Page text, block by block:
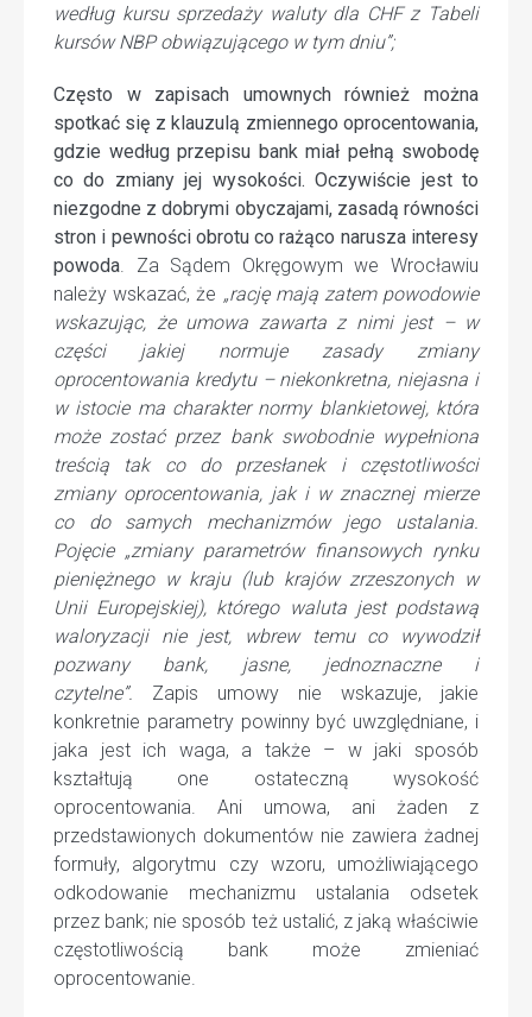
według kursu sprzedaży waluty dla CHF z Tabeli
kursów NBP obwiązującego w tym dniu”;
Często w zapisach umownych również można
spotkać się z klauzulą zmiennego oprocentowania,
gdzie według przepisu bank miał pełną swobodę
co do zmiany jej wysokości. Oczywiście jest to
niezgodne z dobrymi obyczajami, zasadą równości
stron i pewności obrotu co rażąco narusza interesy
powoda . Za Sądem Okręgowym we Wrocławiu
należy wskazać, że „rację mają zatem powodowie
wskazując, że umowa zawarta z nimi jest – w
części jakiej normuje zasady zmiany
oprocentowania kredytu – niekonkretna, niejasna i
w istocie ma charakter normy blankietowej, która
może zostać przez bank swobodnie wypełniona
treścią tak co do przesłanek i częstotliwości
zmiany oprocentowania, jak i w znacznej mierze
co do samych mechanizmów jego ustalania.
Pojęcie „zmiany parametrów finansowych rynku
pieniężnego w kraju (lub krajów zrzeszonych w
Unii Europejskiej), którego waluta jest podstawą
waloryzacji
nie jest, wbrew temu co wywodził
pozwany bank, jasne, jednoznaczne i
czytelne”. Zapis umowy nie wskazuje, jakie
konkretnie parametry powinny być uwzględniane, i
jaka jest ich waga, a także – w jaki sposób
kształtują one ostateczną wysokość
oprocentowania. Ani umowa, ani żaden z
przedstawionych dokumentów nie zawiera żadnej
formuły, algorytmu czy wzoru, umożliwiającego
odkodowanie mechanizmu ustalania odsetek
przez bank; nie sposób też ustalić, z jaką właściwie
częstotliwością bank może zmieniać
oprocentowanie.